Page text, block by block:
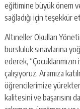
eğitimine büyük önem
sağladığı için teşekkür
Altıneller Okulları
bursluluk sınavlarına
ederek,
çalışıyoruz. Aramıza
öğrencilerimize
kalitesini ve başarısını